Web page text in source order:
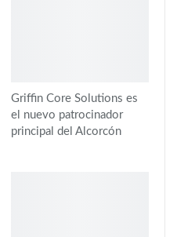
Griffin Core Solutions es
el nuevo patrocinador
principal del Alcorcón